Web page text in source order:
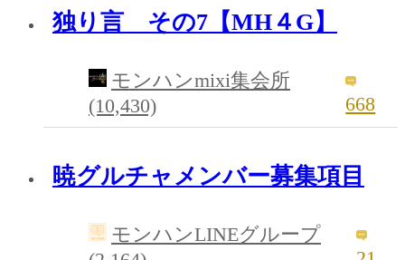
独り言 その7【MH４G】
モンハンmixi集会所
(10,430)
668
暁グルチャメンバー募集項目
モンハンLINEグループ